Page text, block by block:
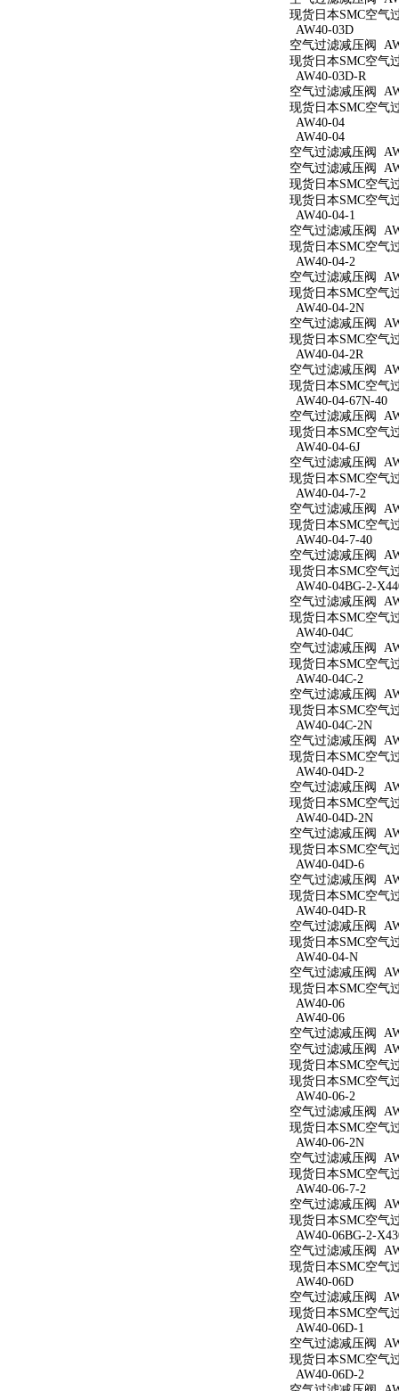
现货日本SMC空气
AW40-03D
空气过滤减压阀
现货日本SMC空气
AW40-03D-R
空气过滤减压阀
现货日本SMC空气
AW40-04
AW40-04
空气过滤减压阀
空气过滤减压阀
现货日本SMC空气
现货日本SMC空气
AW40-04-1
空气过滤减压阀
现货日本SMC空气
AW40-04-2
空气过滤减压阀
现货日本SMC空气
AW40-04-2N
空气过滤减压阀
现货日本SMC空气
AW40-04-2R
空气过滤减压阀
现货日本SMC空气
AW40-04-67N-40
空气过滤减压阀
现货日本SMC空气
AW40-04-6J
空气过滤减压阀
现货日本SMC空气
AW40-04-7-2
空气过滤减压阀
现货日本SMC空气
AW40-04-7-40
空气过滤减压阀
现货日本SMC空气
AW40-04BG-2-
空气过滤减压阀
现货日本SMC空气
AW40-04C
空气过滤减压阀
现货日本SMC空气
AW40-04C-2
空气过滤减压阀
现货日本SMC空气
AW40-04C-2N
空气过滤减压阀
现货日本SMC空气
AW40-04D-2
空气过滤减压阀
现货日本SMC空气
AW40-04D-2N
空气过滤减压阀
现货日本SMC空气
AW40-04D-6
空气过滤减压阀
现货日本SMC空气
AW40-04D-R
空气过滤减压阀
现货日本SMC空气
AW40-04-N
空气过滤减压阀
现货日本SMC空气
AW40-06
AW40-06
空气过滤减压阀
空气过滤减压阀
现货日本SMC空气
现货日本SMC空气
AW40-06-2
空气过滤减压阀
现货日本SMC空气
AW40-06-2N
空气过滤减压阀
现货日本SMC空气
AW40-06-7-2
空气过滤减压阀
现货日本SMC空气
AW40-06BG-2-
空气过滤减压阀
现货日本SMC空气
AW40-06D
空气过滤减压阀
现货日本SMC空气
AW40-06D-1
空气过滤减压阀
现货日本SMC空气
AW40-06D-2